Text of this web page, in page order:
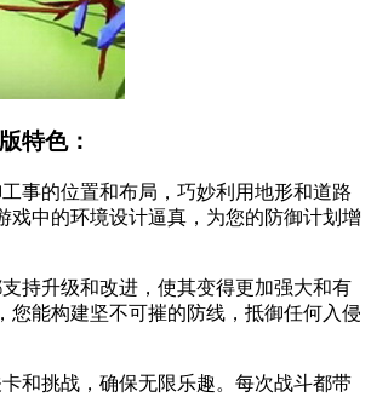
特色：
事的位置和布局，巧妙利用地形和道路
戏中的环境设计逼真，为您的防御计划增
持升级和改进，使其变得更加强大和有
您能构建坚不可摧的防线，抵御任何入侵
和挑战，确保无限乐趣。每次战斗都带